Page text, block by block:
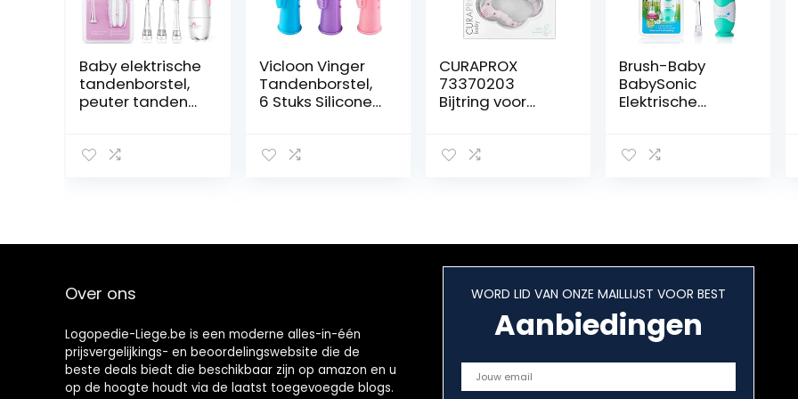
Baby elektrische
tandenborstel,
peuter tanden
timer en Sonic
Vicloon Vinger
Tandenborstel,
6 Stuks Siliconen
Met Clear Case
Peuters
CURAPROX
73370203
Bijtring voor
met rammelaar,
baby’s om te
tanden, BPA-vrij,
Brush-Baby
BabySonic
Elektrische
peuters | Eerste
timer & zuigvoet
| Inclusief 2
1 AAA-batterij
Over ons
Logopedie-Liege.be is een moderne alles-in-één
prijsvergelijkings- en beoordelingswebsite die de
beste deals biedt die beschikbaar zijn op amazon en u
op de hoogte houdt via de laatst toegevoegde blogs.
WORD LID VAN ONZE MAILLIJST VOOR BEST
Aanbiedingen